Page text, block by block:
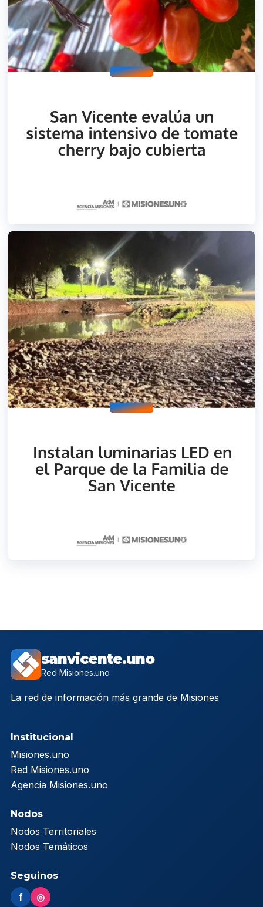
sanvicente.uno
Red Misiones.uno
La red de información más grande de Misiones
Institucional
Misiones.uno
Red Misiones.uno
Agencia Misiones.uno
Nodos
Nodos Territoriales
Nodos Temáticos
Seguinos
f ◎